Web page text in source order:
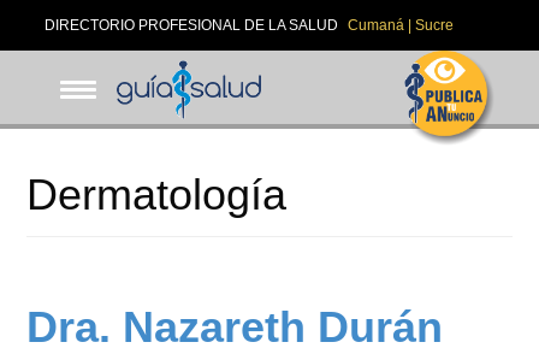
DIRECTORIO PROFESIONAL DE LA SALUD Cumaná | Sucre
Dermatología
Dra. Nazareth Durán